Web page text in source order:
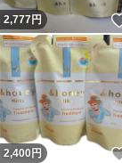
2,777円
2,400 円